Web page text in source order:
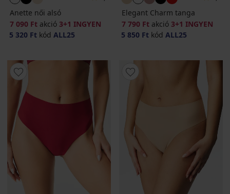
Anette női alsó
7 090 Ft akció 3+1 INGYEN
5 320 Ft kód ALL25
Elegant Charm tanga
7 790 Ft akció 3+1 INGYEN
5 850 Ft kód ALL25